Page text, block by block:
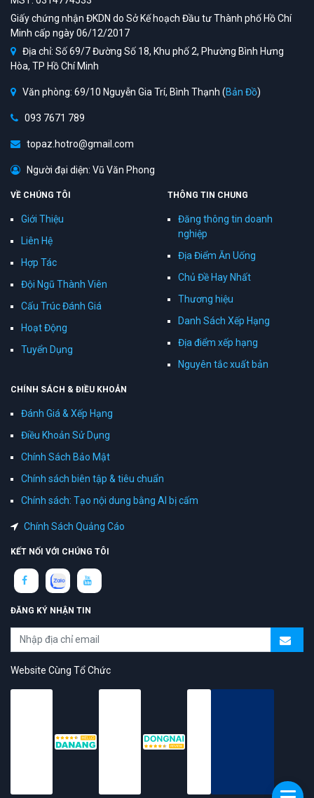
Giấy chứng nhận ĐKDN do Sở Kế hoạch Đầu tư Thành phố Hồ Chí
Minh cấp ngày 06/12/2017
Địa chỉ: Số 69/7 Đường Số 18, Khu phố 2, Phường Bình Hưng
Hòa, TP Hồ Chí Minh
Văn phòng: 69/10 Nguyễn Gia Trí, Bình Thạnh (Bản Đồ)
093 7671 789
topaz.hotro@gmail.com
Người đại diện: Vũ Văn Phong
VỀ CHÚNG TÔI
Giới Thiệu
Liên Hệ
Hợp Tác
Đội Ngũ Thành Viên
Cấu Trúc Đánh Giá
Hoạt Động
Tuyển Dụng
THÔNG TIN CHUNG
Đăng thông tin doanh
nghiệp
Địa Điểm Ăn Uống
Chủ Đề Hay Nhất
Thương hiệu
Danh Sách Xếp Hạng
Địa điểm xếp hạng
Nguyên tắc xuất bản
CHÍNH SÁCH & ĐIỀU KHOẢN
Đánh Giá & Xếp Hạng
Điều Khoản Sử Dụng
Chính Sách Bảo Mật
Chính sách biên tập & tiêu chuẩn
Chính sách: Tạo nội dung bằng AI bị cấm
Chính Sách Quảng Cáo
KẾT NỐI VỚI CHÚNG TÔI
ĐĂNG KÝ NHẬN TIN
Website Cùng Tổ Chức
trải nghiệm tốt & chất lượng